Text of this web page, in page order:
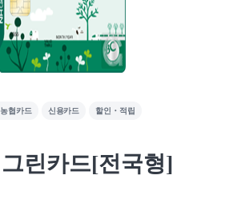
협카드 신용카드 할인・적립
린카드[전국형]